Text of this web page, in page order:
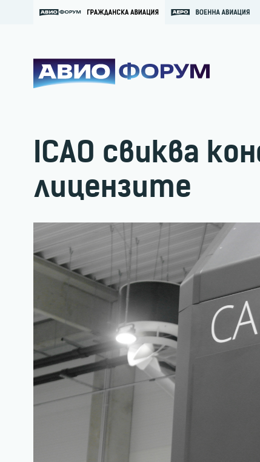
ICAO свиква
лицензите